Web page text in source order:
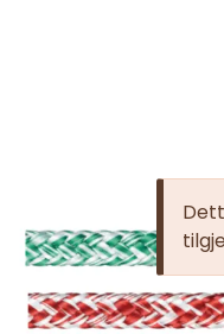
Bygg/Innredning
Komfort